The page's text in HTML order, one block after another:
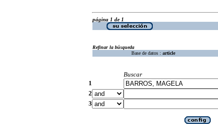
página 1 de 1
Refinar la búsqueda
Base de datos : article
Buscar
1
2
3